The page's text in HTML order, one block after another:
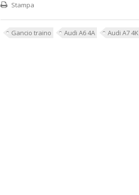
Stampa
Gancio traino Audi A6 4A Audi A7 4K